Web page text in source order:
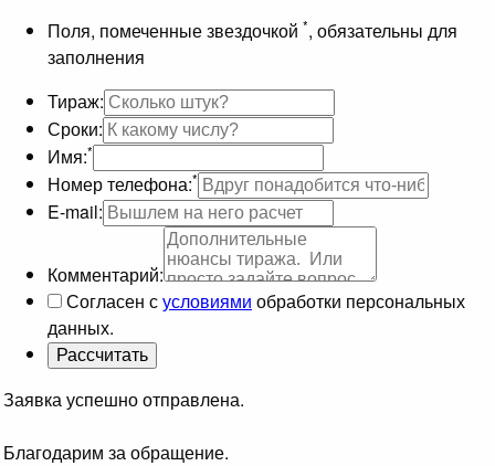
Поля, помеченные звездочкой *, обязательны для
заполнения
Тираж:
Сроки:
Имя:*
Номер телефона:*
E-mail:
Комментарий:
Согласен сусловиями обработки персональных
данных.
Заявка успешно отправлена.
Благодарим за обращение.